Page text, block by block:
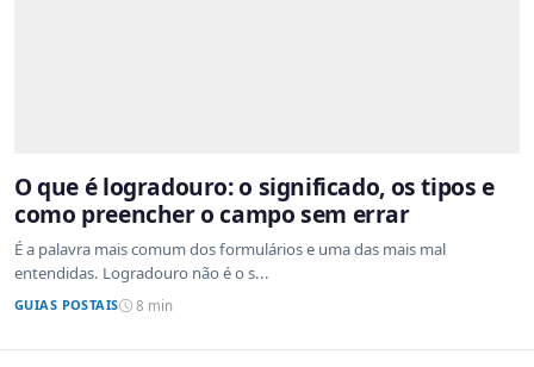
O que é logradouro: o significado, os tipos e
como preencher o campo sem errar
É a palavra mais comum dos formulários e uma das mais mal
entendidas. Logradouro não é o s...
GUIAS POSTAIS 8 min